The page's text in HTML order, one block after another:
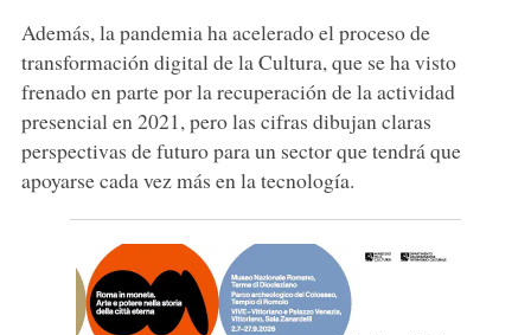
Además, la pandemia ha acelerado el proceso de
transformación digital de la Cultura, que se ha visto
frenado en parte por la recuperación de la actividad
presencial en 2021, pero las cifras dibujan claras
perspectivas de futuro para un sector que tendrá que
apoyarse cada vez más en la tecnología.